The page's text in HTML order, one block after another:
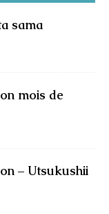
sama
mois de
– Utsukushii